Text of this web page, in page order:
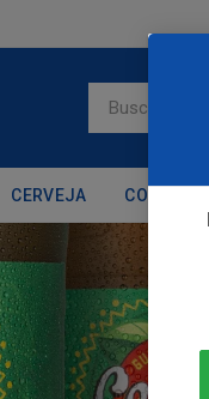
CERVEJA CONHAQUE